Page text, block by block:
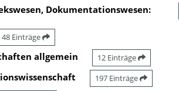
Dokumentationswesen:
48 Einträge
allgemein 12 Einträge
197 Einträge